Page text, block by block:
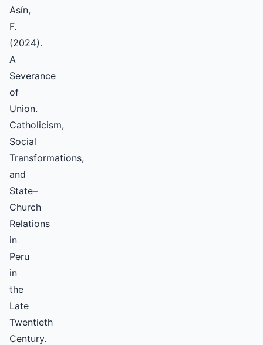
Asín,
F.
(2024).
A
Severance
of
Union.
Catholicism,
Social
Transformations,
and
State–
Church
Relations
in
Peru
in
the
Late
Twentieth
Century.